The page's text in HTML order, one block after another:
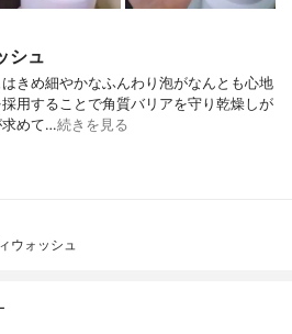
シュ
きめ細やかなふんわり泡がなんとも心地
用することで角質バリアを守り乾燥しが
求めて…続きを見る
ウォッシュ